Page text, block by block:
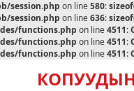
session.php on line580:
session.php on line636:
functions.php on line4511:
functions.php on line4511:
functions.php on line4511: